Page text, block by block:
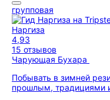
групповая
Наргиза
4,93
15 отзывов
Чарующая Бухара
Побывать в зимней
прошлым, традициями